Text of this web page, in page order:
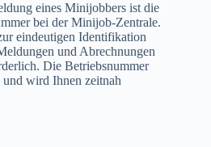
eines Minijobbers ist die
bei der Minijob-Zentrale.
eindeutigen Identifikation
und Abrechnungen
Die Betriebsnummer
wird Ihnen zeitnah